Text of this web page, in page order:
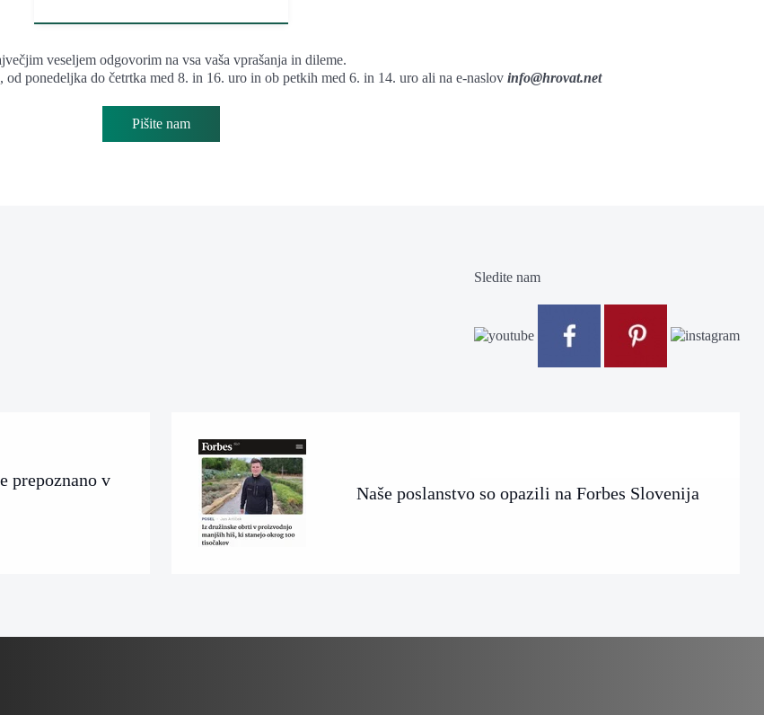
veseljem odgovorim na vsa vaša vprašanja in dileme.
, od ponedeljka do četrtka med 8. in 16. uro in ob petkih med 6. in 14. uro ali na e-naslov info@hrovat.net
Pišite nam
Sledite nam
prepoznano v
Naše poslanstvo so opazili na Forbes Slovenija